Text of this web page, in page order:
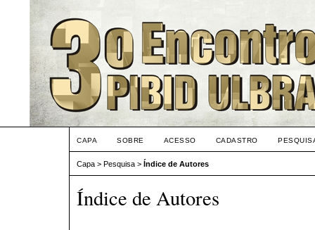
CAPA SOBRE ACESSO CADASTRO
Capa > Pesquisa > Índice de Autores
Índice de Autores